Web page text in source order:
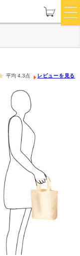
平均 4.3点 レビューを見る